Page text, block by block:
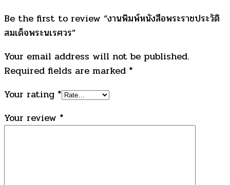
Be the first to review “งานพิมพ์หนังสือพระราชประวัติ
สมเด็จพระนเรศวร”
Your email address will not be published.
Required fields are marked *
Your rating *
Your review *